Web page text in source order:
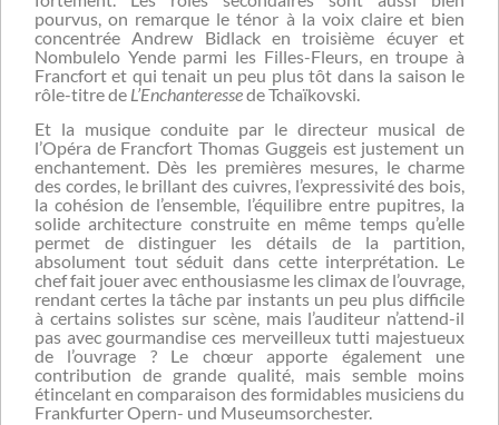
pourvus, on remarque le ténor à la voix claire et bien
concentrée Andrew Bidlack en troisième écuyer et
Nombulelo Yende parmi les Filles-Fleurs, en troupe à
Francfort et qui tenait un peu plus tôt dans la saison le
rôle-titre de L’Enchanteressede Tchaïkovski.
Et la musique conduite par le directeur musical de
l’Opéra de Francfort Thomas Guggeis est justement un
enchantement. Dès les premières mesures, le charme
des cordes, le brillant des cuivres, l’expressivité des bois,
la cohésion de l’ensemble, l’équilibre entre pupitres, la
solide architecture construite en même temps qu’elle
permet de distinguer les détails de la partition,
absolument tout séduit dans cette interprétation. Le
chef fait jouer avec enthousiasme les climax de l’ouvrage,
rendant certes la tâche par instants un peu plus difficile
à certains solistes sur scène, mais l’auditeur n’attend-il
pas avec gourmandise ces merveilleux tutti majestueux
de l’ouvrage ? Le chœur apporte également une
contribution de grande qualité, mais semble moins
étincelant en comparaison des formidables musiciens du
Frankfurter Opern- und Museumsorchester.